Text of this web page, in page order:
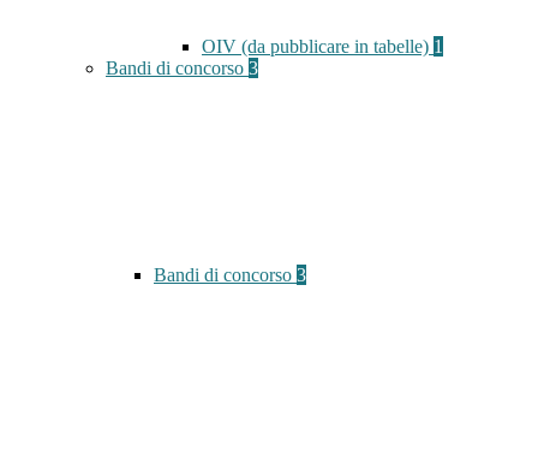
OIV (da pubblicare in tabelle) 1
Bandi di concorso 3
Bandi di concorso 3